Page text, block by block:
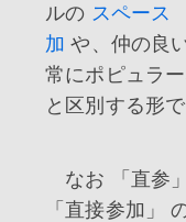
ルの スペース
加 や、仲の良
常にポピュラ
と区別する形
なお 「直参
「直接参加」